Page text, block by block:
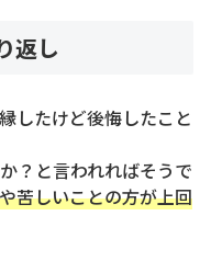
返し
したけど後悔したこと
？と言われればそうで
苦しいことの方が上回